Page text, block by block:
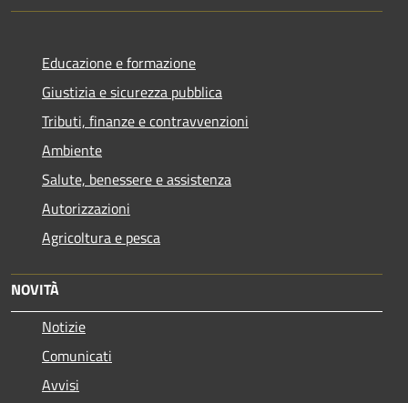
Educazione e formazione
Giustizia e sicurezza pubblica
Tributi, finanze e contravvenzioni
Ambiente
Salute, benessere e assistenza
Autorizzazioni
Agricoltura e pesca
NOVITÀ
Notizie
Comunicati
Avvisi